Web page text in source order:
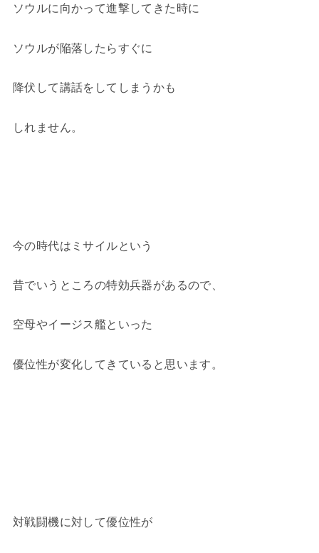
ソウルに向かって進撃してきた時に
ソウルが陥落したらすぐに
降伏して講話をしてしまうかも
しれません。
今の時代はミサイルという
昔でいうところの特効兵器があるので、
空母やイージス艦といった
優位性が変化してきていると思います。
対戦闘機に対して優位性が